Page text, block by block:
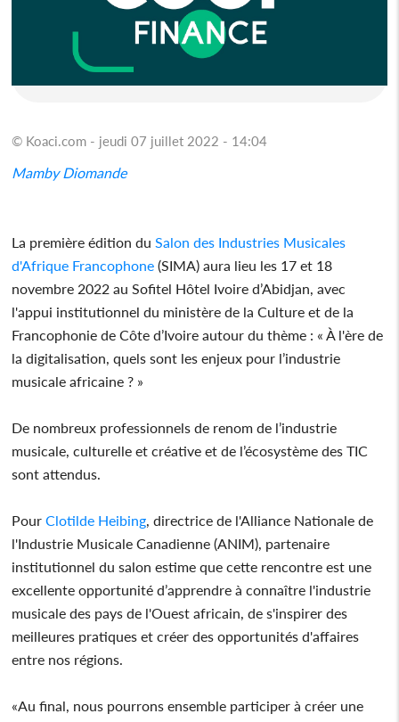
© Koaci.com - jeudi 07 juillet 2022 - 14:04
Mamby Diomande
La première édition du Salon des Industries Musicales
d'Afrique Francophone (SIMA) aura lieu les 17 et 18
novembre 2022 au Sofitel Hôtel Ivoire d’Abidjan, avec
l'appui institutionnel du ministère de la Culture et de la
Francophonie de Côte d’Ivoire autour du thème : « À l'ère de
la digitalisation, quels sont les enjeux pour l’industrie
musicale africaine ? »
De nombreux professionnels de renom de l’industrie
musicale, culturelle et créative et de l’écosystème des TIC
sont attendus.
PourClotilde Heibing , directrice de l'Alliance Nationale de
l'Industrie Musicale Canadienne (ANIM), partenaire
institutionnel du salon estime que cette rencontre est une
excellente opportunité d’apprendre à connaître l'industrie
musicale des pays de l'Ouest africain, de s'inspirer des
meilleures pratiques et créer des opportunités d'affaires
entre nos régions.
«Au final, nous pourrons ensemble participer à créer une